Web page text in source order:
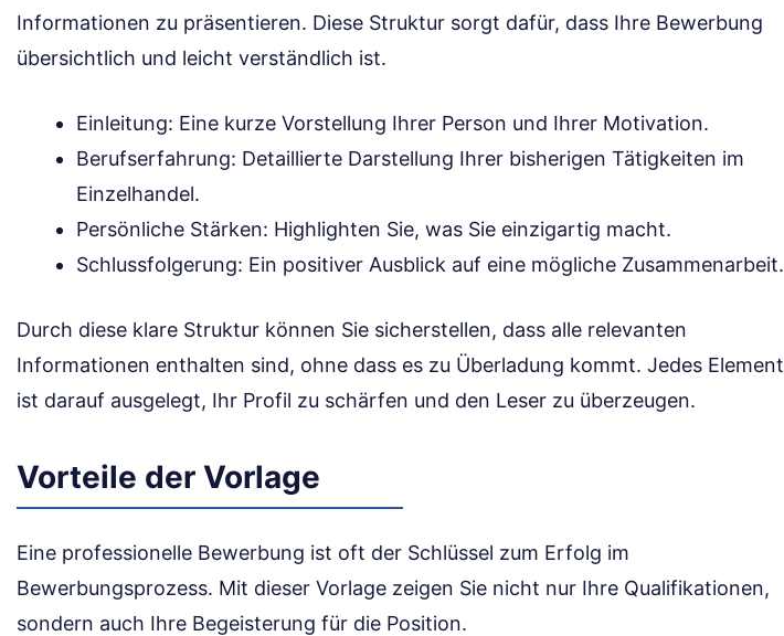
Informationen zu präsentieren. Diese Struktur sorgt dafür, dass Ihre Bewerbung
übersichtlich und leicht verständlich ist.
Einleitung: Eine kurze Vorstellung Ihrer Person und Ihrer Motivation.
Berufserfahrung: Detaillierte Darstellung Ihrer bisherigen Tätigkeiten im
Einzelhandel.
Persönliche Stärken: Highlighten Sie, was Sie einzigartig macht.
Schlussfolgerung: Ein positiver Ausblick auf eine mögliche Zusammenarbeit.
Durch diese klare Struktur können Sie sicherstellen, dass alle relevanten
Informationen enthalten sind, ohne dass es zu Überladung kommt. Jedes Element
ist darauf ausgelegt, Ihr Profil zu schärfen und den Leser zu überzeugen.
Vorteile der Vorlage
Eine professionelle Bewerbung ist oft der Schlüssel zum Erfolg im
Bewerbungsprozess. Mit dieser Vorlage zeigen Sie nicht nur Ihre Qualifikationen,
sondern auch Ihre Begeisterung für die Position.